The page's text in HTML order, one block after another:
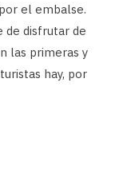
el embalse.
de disfrutar de
las primeras y
hay, por